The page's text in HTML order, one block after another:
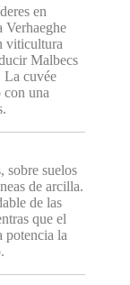
en
Verhaeghe
viticultura
Malbecs
La cuvée
con una
sobre suelos
de arcilla.
de las
que el
potencia la